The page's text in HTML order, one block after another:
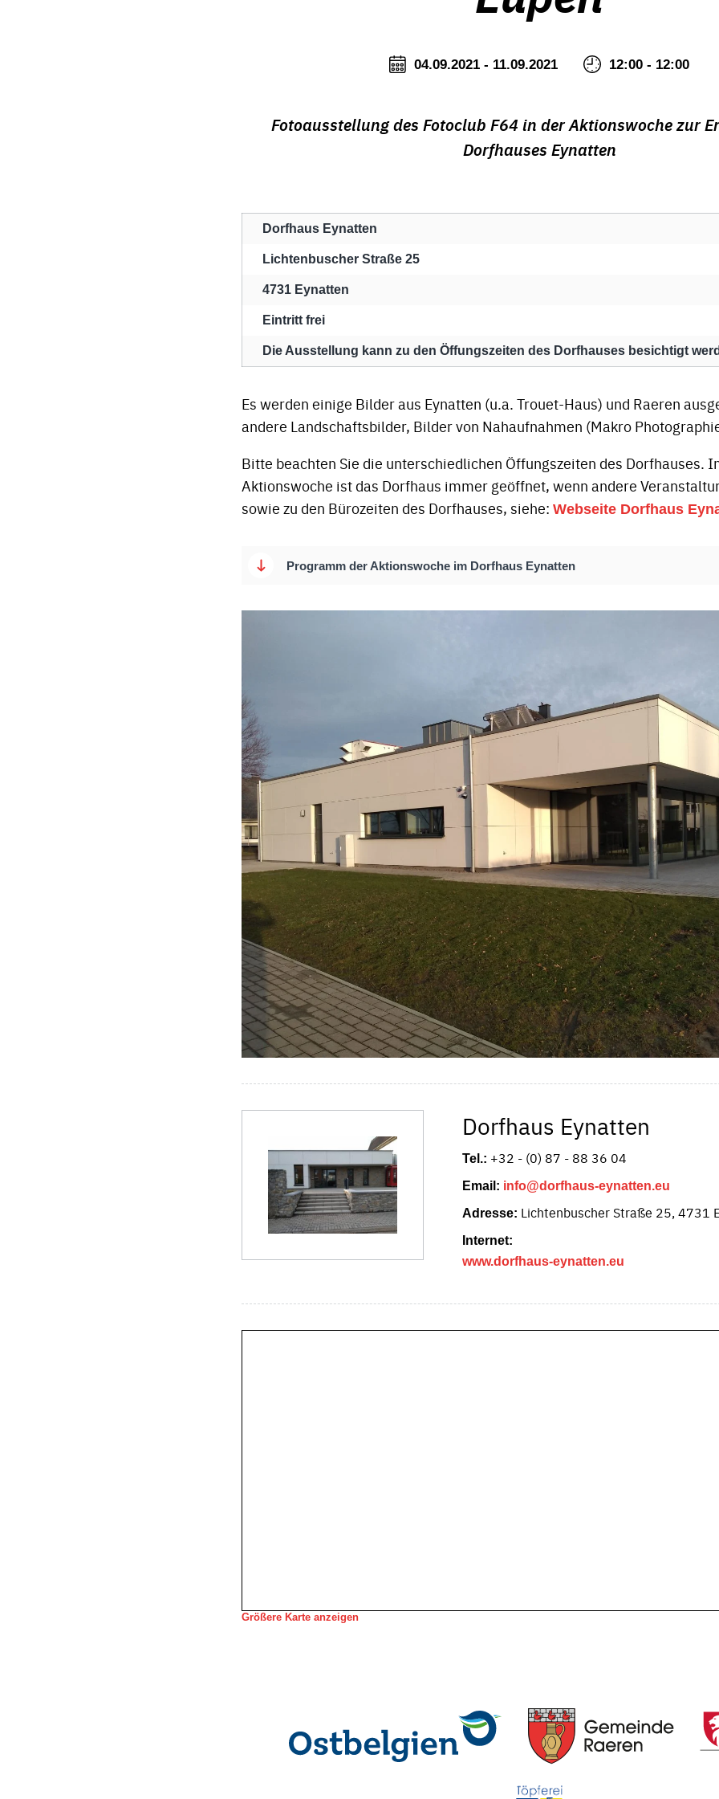
04.09.2021 - 11.09.2021 12:00 - 12:00
Fotoausstellung des Fotoclub F64 in der Aktionswoche zur
Dorfhauses Eynatten
Dorfhaus Eynatten
Lichtenbuscher Straße 25
4731 Eynatten
Eintritt frei
Die Ausstellung kann zu den Öffungszeiten des Dorfhauses besichtigt
Es werden einige Bilder aus Eynatten (u.a. Trouet-Haus) und Raeren
andere Landschaftsbilder, Bilder von Nahaufnahmen (Makro
Bitte beachten Sie die unterschiedlichen Öffungszeiten des Dorfhauses.
Aktionswoche ist das Dorfhaus immer geöffnet, wenn andere
sowie zu den Bürozeiten des Dorfhauses, siehe: Webseite Dorfhaus
Programm der Aktionswoche im Dorfhaus Eynatten
Dorfhaus Eynatten
Tel.: +32 - (0) 87 - 88 36 04
Email: info@dorfhaus-eynatten.eu
Adresse: Lichtenbuscher Straße 25, 4731
Internet:
www.dorfhaus-eynatten.eu
Größere Karte anzeigen